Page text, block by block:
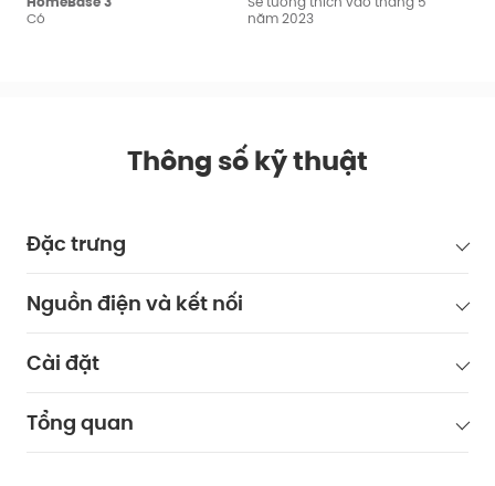
Có
năm 2023
Thông số kỹ thuật
Đặc trưng
Nguồn điện và kết nối
Cài đặt
Tổng quan